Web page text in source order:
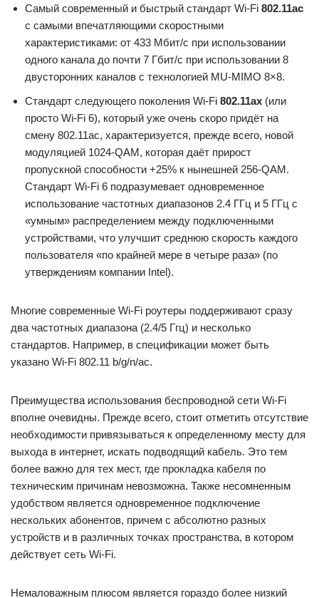
Самый современный и быстрый стандарт Wi-Fi 802.11ac
с самыми впечатляющими скоростными
характеристиками: от 433 Мбит/с при использовании
одного канала до почти 7 Гбит/с при использовании 8
двусторонних каналов с технологией MU-MIMO 8×8.
Стандарт следующего поколения Wi-Fi 802.11ax (или
просто Wi-Fi 6), который уже очень скоро придёт на
смену 802.11ac, характеризуется, прежде всего, новой
модуляцией 1024-QAM, которая даёт прирост
пропускной способности +25% к нынешней 256-QAM.
Стандарт Wi-Fi 6 подразумевает одновременное
использование частотных диапазонов 2.4 ГГц и 5 ГГц с
«умным» распределением между подключенными
устройствами, что улучшит среднюю скорость каждого
пользователя «по крайней мере в четыре раза» (по
утверждениям компании Intel).
Многие современные Wi-Fi роутеры поддерживают сразу
два частотных диапазона (2.4/5 Ггц) и несколько
стандартов. Например, в спецификации может быть
указано Wi-Fi 802.11 b/g/n/ac.
Преимущества использования беспроводной сети Wi-Fi
вполне очевидны. Прежде всего, стоит отметить отсутствие
необходимости привязываться к определенному месту для
выхода в интернет, искать подводящий кабель. Это тем
более важно для тех мест, где прокладка кабеля по
техническим причинам невозможна. Также несомненным
удобством является одновременное подключение
нескольких абонентов, причем с абсолютно разных
устройств и в различных точках пространства, в котором
действует сеть Wi-Fi.
Немаловажным плюсом является гораздо более низкий